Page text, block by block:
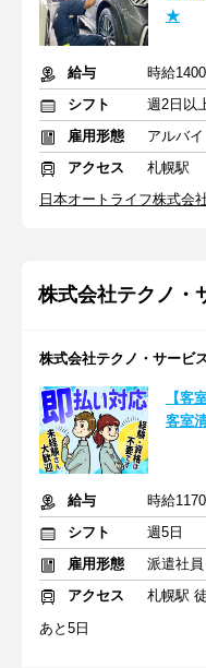
★
給与
時給
シフト
週2日以
雇用形態
アルバ
アクセス
札幌駅
日本オートライフ株式会
株式会社テクノ・
株式会社テクノ・サービ
【客
客室
給与
時給
シフト
週5日
雇用形態
派遣社員
アクセス
札幌駅
あと5日